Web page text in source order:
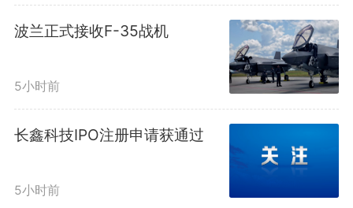
CCC认证目录涵盖17大类106种产
品，配套8项通用实施规则、38项
产品实施规则，广泛覆盖外贸及民
生重点领域。
本次编制工作高标准推进，严
波兰正式接收F-35战机
5小时前
长鑫科技IPO注册申请获通过
5小时前